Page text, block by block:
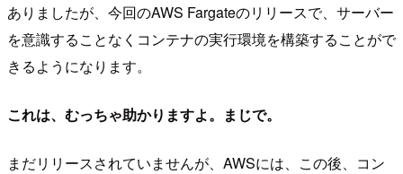
ありましたが、今回のAWS Fargateのリリースで、サーバー
を意識することなくコンテナの実行環境を構築することがで
きるようになります。
これは、むっちゃ助かりますよ。まじで。
まだリリースされていませんが、AWSには、この後、コン